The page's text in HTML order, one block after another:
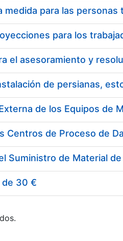
de persianas,
de 30 €